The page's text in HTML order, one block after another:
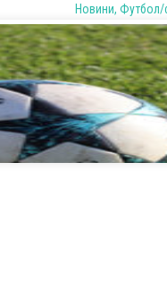
Новини, Футбол/